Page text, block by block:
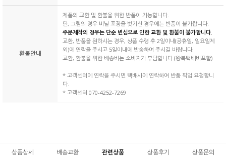
환불안내
제품의 교환 및 환불을 위한 반품이 가능합니다.
단, 그림의 경우 비닐 포장을 벗기신 경우에는 반품이 불가합니다.
주문제작의 경우는 단순 변심으로 인한 교환 및 환불이 불가합니다.
교환, 반품을 원하시는 경우, 상품 수령 후 2일이내(공휴일, 일요일제
외)에 연락을 주시고 5일이내에 반송하여 주시길 바랍니다.
교환, 환불을 위한 배송비는 소비자가 부담합니다.(왕복택배비포함)
* 고객센터에 연락을 주시면 택배사에 연락하여 반품 픽업 요청합니
다.
* 고객센터 070-4252-7269
상품상세 배송교환 관련상품 상품후기 상품문의